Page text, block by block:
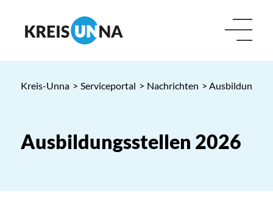
Kreis-Unna > Serviceportal > Nachrichten >
Ausbildungsstellen 2026